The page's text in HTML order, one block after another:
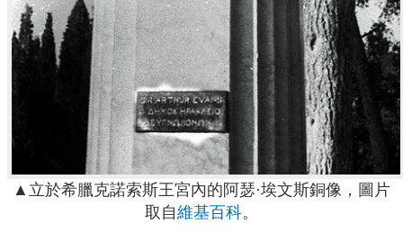
▲立於希臘克諾索斯王宮內的阿瑟·埃文斯銅像 ，圖片
取自維基百科。